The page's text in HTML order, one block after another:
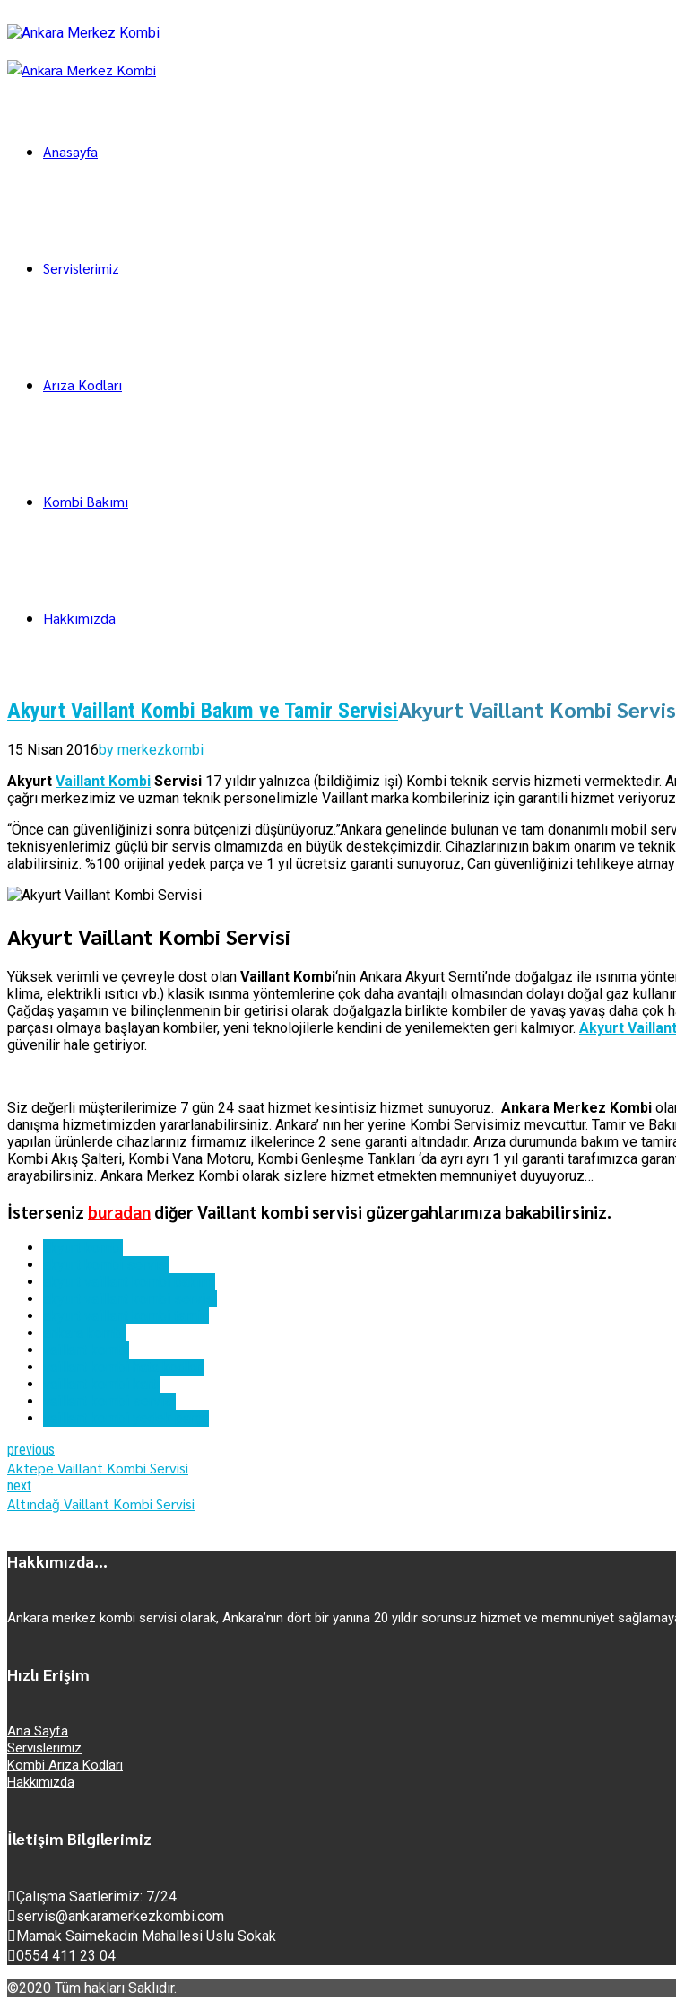
Anasayfa
Servislerimiz
Arıza Kodları
Kombi Bakımı
Hakkımızda
Akyurt Vaillant Kombi Bakım ve Tamir ServisiAkyurt Vaillant Kombi
15 Nisan 2016by merkezkombi
Akyurt Vaillant Kombi Servisi 17 yıldır yalnızca (bildiğimiz işi) Kombi teknik servis hizmeti vermektedir.
çağrı merkezimiz ve uzman teknik personelimizle Vaillant marka kombileriniz için garantili hizmet
“Önce can güvenliğinizi sonra bütçenizi düşünüyoruz.”Ankara genelinde bulunan ve tam donanımlı mobil
teknisyenlerimiz güçlü bir servis olmamızda en büyük destekçimizdir. Cihazlarınızın bakım onarım ve
alabilirsiniz. %100 orijinal yedek parça ve 1 yıl ücretsiz garanti sunuyoruz, Can güvenliğinizi tehlikeye
Akyurt Vaillant Kombi Servisi
Yüksek verimli ve çevreyle dost olan Vaillant Kombi‘nin Ankara Akyurt Semti’nde doğalgaz ile ısınma
klima, elektrikli ısıtıcı vb.) klasik ısınma yöntemlerine çok daha avantajlı olmasından dolayı doğal gaz
Çağdaş yaşamın ve bilinçlenmenin bir getirisi olarak doğalgazla birlikte kombiler de yavaş yavaş daha çok
parçası olmaya başlayan kombiler, yeni teknolojilerle kendini de yenilemekten geri kalmıyor. Akyurt
güvenilir hale getiriyor.
Siz değerli müşterilerimize 7 gün 24 saat hizmet kesintisiz hizmet sunuyoruz. Ankara Merkez Kombi
danışma hizmetimizden yararlanabilirsiniz. Ankara’ nın her yerine Kombi Servisimiz mevcuttur. Tamir ve
yapılan ürünlerde cihazlarınız firmamız ilkelerince 2 sene garanti altındadır. Arıza durumunda bakım ve
Kombi Akış Şalteri, Kombi Vana Motoru, Kombi Genleşme Tankları ‘da ayrı ayrı 1 yıl garanti tarafımızca
arayabilirsiniz. Ankara Merkez Kombi olarak sizlere hizmet etmekten memnuniyet duyuyoruz…
İsterseniz buradan diğer Vaillant kombi servisi güzergahlarımıza bakabilirsiniz.
previous
Aktepe Vaillant Kombi Servisi
next
Altındağ Vaillant Kombi Servisi
Hakkımızda...
Ankara merkez kombi servisi olarak, Ankara’nın dört bir yanına 20 yıldır sorunsuz hizmet ve memnuniyet
Hızlı Erişim
Ana Sayfa
Servislerimiz
Kombi Arıza Kodları
Hakkımızda
İletişim Bilgilerimiz
Çalışma Saatlerimiz: 7/24
servis@ankaramerkezkombi.com
Mamak Saimekadın Mahallesi Uslu Sokak
0554 411 23 04
©2020 Tüm hakları Saklıdır.